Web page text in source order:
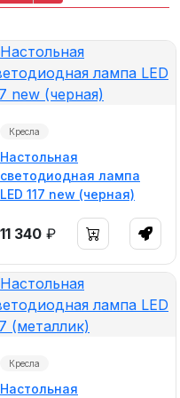
Кресла
Настольная
светодиодная лампа
LED 117 new (черная)
11 340 ₽
Кресла
Настольная